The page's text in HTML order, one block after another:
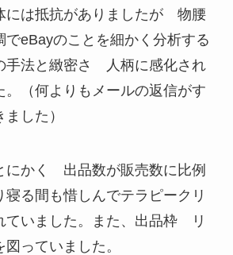
には抵抗がありましたが 物腰
でeBayのことを細かく分析する
手法と緻密さ 人柄に感化され
。（何よりもメールの返信がす
した）
にかく 出品数が販売数に比例
る間も惜しんでテラピークリ
ていました。また、出品枠 リ
っていました。